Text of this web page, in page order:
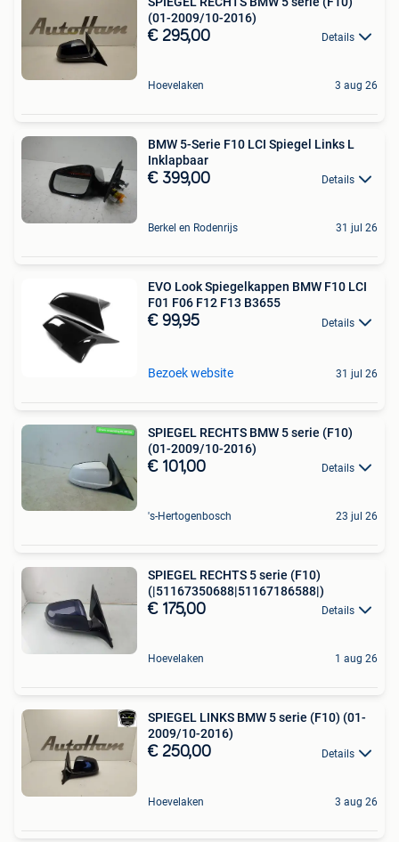
(01-2009/10-2016)
€ 295,00 Details
Hoevelaken 3 aug 26
BMW 5-Serie F10 LCI Spiegel Links L
Inklapbaar
€ 399,00 Details
Berkel en Rodenrijs 31 jul 26
EVO Look Spiegelkappen BMW F10 LCI
F01 F06 F12 F13 B3655
€ 99,95 Details
Bezoek website 31 jul 26
SPIEGEL RECHTS BMW 5 serie (F10)
(01-2009/10-2016)
€ 101,00 Details
's-Hertogenbosch 23 jul 26
SPIEGEL RECHTS 5 serie (F10)
(|51167350688|51167186588|)
€ 175,00 Details
Hoevelaken 1 aug 26
SPIEGEL LINKS BMW 5 serie (F10) (01-
2009/10-2016)
€ 250,00 Details
Hoevelaken 3 aug 26